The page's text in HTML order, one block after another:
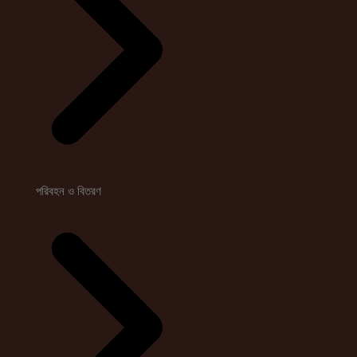
পরিবহন ও বিতরণ